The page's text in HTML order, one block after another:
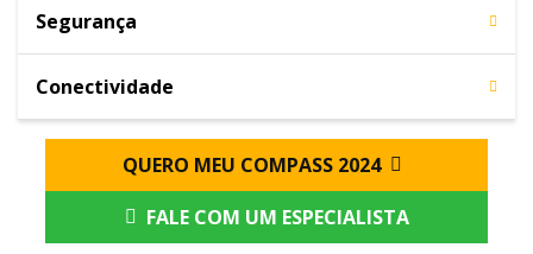
Segurança
Conectividade
QUERO MEU COMPASS 2024
FALE COM UM ESPECIALISTA